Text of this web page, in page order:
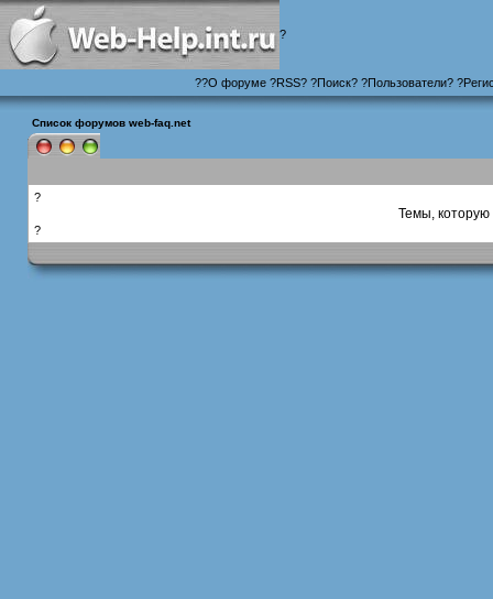
?
??О форуме?RSS? ?Поиск? ?Пользователи? ?
Список форумов web-faq.net
?
Темы, которую
?